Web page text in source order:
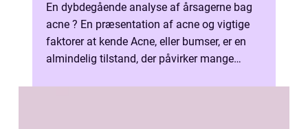
En dybdegående analyse af årsagerne bag
acne ? En præsentation af acne og vigtige
faktorer at kende Acne, eller bumser, er en
almindelig tilstand, der påvirker mange